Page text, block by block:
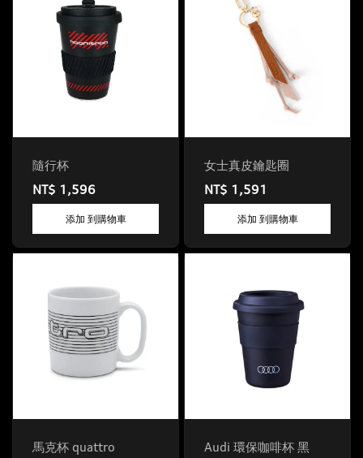
隨行杯
NT$ 1,596
添加 到購物車
女士真皮鑰匙圈
NT$ 1,591
添加 到購物車
馬克杯 quattro
Audi 環保咖啡杯 黑